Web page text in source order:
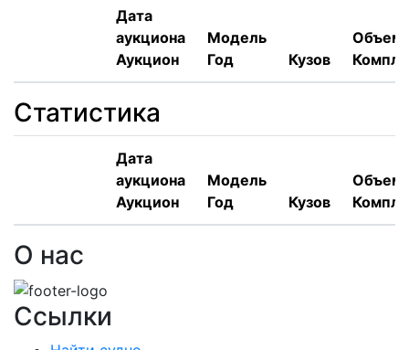
Дата
аукциона
Аукцион
Модель
Год
Кузов
Объем,
Статистика
Дата
аукциона
Аукцион
Модель
Год
Кузов
Объем,
О нас
Ссылки